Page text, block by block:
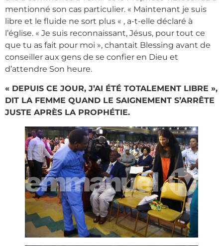
mentionné son cas particulier. « Maintenant je suis
libre et le fluide ne sort plus « , a-t-elle déclaré à
l’église. « Je suis reconnaissant, Jésus, pour tout ce
que tu as fait pour moi », chantait Blessing avant de
conseiller aux gens de se confier en Dieu et
d’attendre Son heure.
« DEPUIS CE JOUR, J’AI ÉTÉ TOTALEMENT LIBRE »,
DIT LA FEMME QUAND LE SAIGNEMENT S’ARRÊTE
JUSTE APRÈS LA PROPHÉTIE.